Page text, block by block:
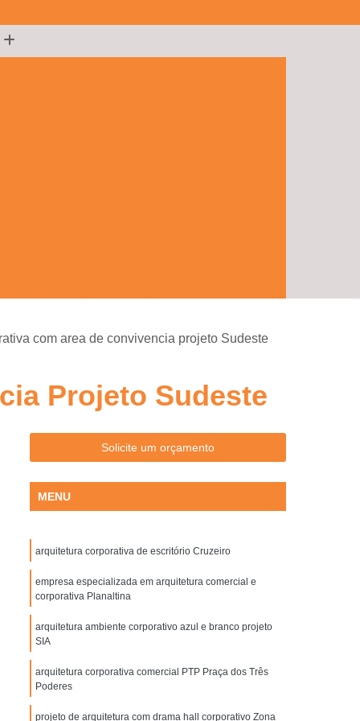
Hall Corporativo Goiânia
Acustica Goiânia
Area de Convivencia Goiânia
Arquitetura Corporativa de Escritório Goiânia
Estilo Industrial Goiânia
Goiânia
Arquitetura Corporativa em Goiânia
Decoração Corporativa
Arquitetura e Construção Corporativa
Projeto Corporativo Arquitetura
Arquitetura Biofilia
com area de convivencia projeto Sudeste
Projeto Sudeste
Solicite um orçamento
MENU
arquitetura corporativa de escritório Cruzeiro
empresa especializada em arquitetura comercial e
corporativa Planaltina
arquitetura ambiente corporativo azul e branco projeto
SIA
arquitetura corporativa comercial PTP Praça dos Três
Poderes
projeto de arquitetura com drama hall corporativo Zona